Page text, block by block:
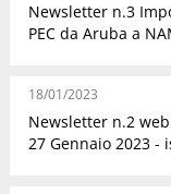
Newsletter n.3
PEC da Aruba a
18/01/2023
Newsletter n.2
27 Gennaio 2023 -